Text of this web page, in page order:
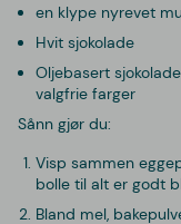
en klype nyrevet
Hvit sjokolade
Oljebasert
valgfrie farger
Sånn gjør du:
Visp sammen
bolle til alt er godt
Bland mel,